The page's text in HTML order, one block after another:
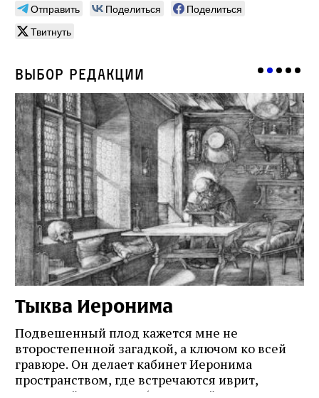
Отправить Поделиться
Поделиться
Твитнуть
Выбор редакции
Тыква Иеронима
Подвешенный плод кажется мне не
второстепенной загадкой, а ключом ко всей
гравюре. Он делает кабинет Иеронима
пространством, где встречаются иврит,